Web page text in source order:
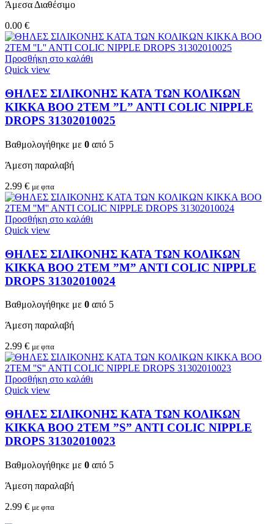
Άμεσα Διαθέσιμο
0.00 €
Προσθήκη στο καλάθι
Quick view
ΘΗΛΕΣ ΣΙΛΙΚΟΝΗΣ ΚΑΤΑ ΤΩΝ ΚΟΛΙΚΩΝ
KIKKA BOO 2TEM ”L” ANTI COLIC NIPPLE
DROPS 31302010025
Βαθμολογήθηκε με 0 από 5
Άμεση παραλαβή
2.99 € με φπα
Προσθήκη στο καλάθι
Quick view
ΘΗΛΕΣ ΣΙΛΙΚΟΝΗΣ ΚΑΤΑ ΤΩΝ ΚΟΛΙΚΩΝ
KIKKA BOO 2TEM ”M” ANTI COLIC NIPPLE
DROPS 31302010024
Βαθμολογήθηκε με 0 από 5
Άμεση παραλαβή
2.99 € με φπα
Προσθήκη στο καλάθι
Quick view
ΘΗΛΕΣ ΣΙΛΙΚΟΝΗΣ ΚΑΤΑ ΤΩΝ ΚΟΛΙΚΩΝ
KIKKA BOO 2TEM ”S” ANTI COLIC NIPPLE
DROPS 31302010023
Βαθμολογήθηκε με 0 από 5
Άμεση παραλαβή
2.99 € με φπα